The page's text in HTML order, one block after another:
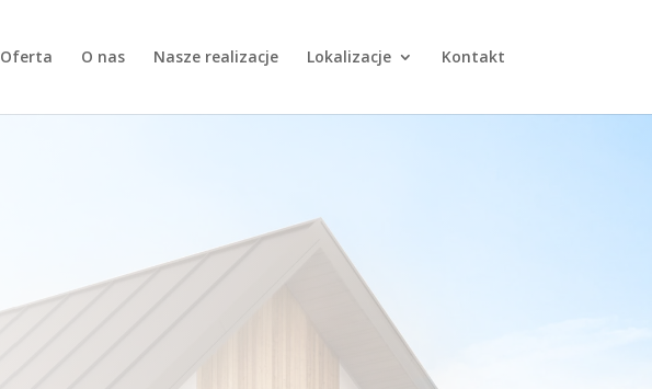
Oferta O nas Nasze realizacje Lokalizacje Kontakt